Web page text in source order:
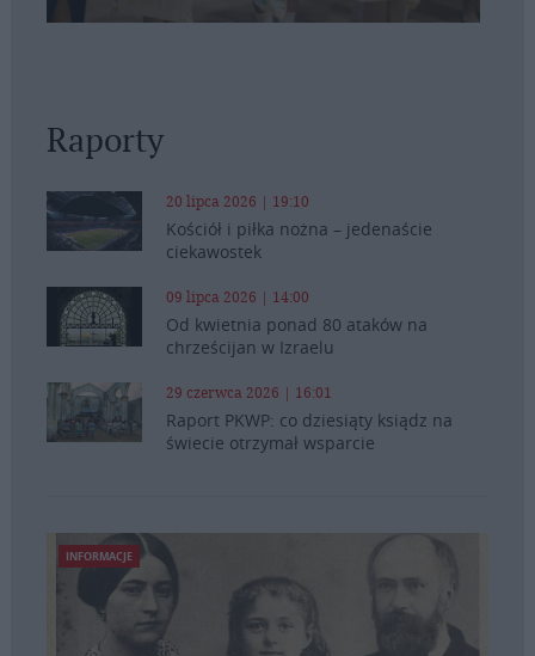
Raporty
20 lipca 2026 | 19:10
Kościół i piłka nożna – jedenaście
ciekawostek
09 lipca 2026 | 14:00
Od kwietnia ponad 80 ataków na
chrześcijan w Izraelu
29 czerwca 2026 | 16:01
Raport PKWP: co dziesiąty ksiądz na
świecie otrzymał wsparcie
INFORMACJE